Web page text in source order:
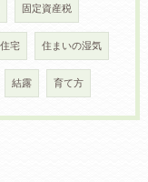
固定資産税
宅 住まいの湿気
結露 育て方